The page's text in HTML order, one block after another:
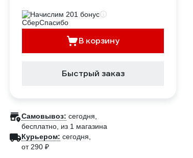
Начислим 201 бонус
В корзину
Быстрый заказ
Самовывоз: сегодня,
бесплатно , из 1 магазина
Курьером: сегодня,
от 290 ₽